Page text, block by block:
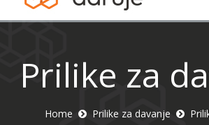
Prilike za
Home Prilike za davanje